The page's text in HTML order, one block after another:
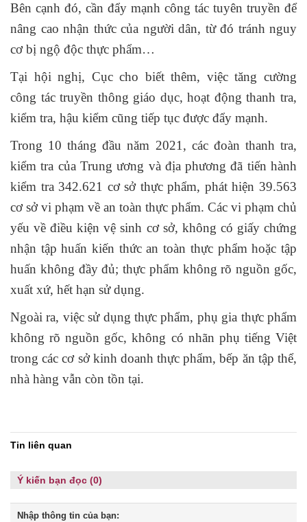
Bên cạnh đó, cần đẩy mạnh công tác tuyên truyền để
nâng cao nhận thức của người dân, từ đó tránh nguy
cơ bị ngộ độc thực phẩm…
Tại hội nghị, Cục cho biết thêm, việc tăng cường
công tác truyền thông giáo dục, hoạt động thanh tra,
kiểm tra, hậu kiểm cũng tiếp tục được đẩy mạnh.
Trong 10 tháng đầu năm 2021, các đoàn thanh tra,
kiểm tra của Trung ương và địa phương đã tiến hành
kiểm tra 342.621 cơ sở thực phẩm, phát hiện 39.563
cơ sở vi phạm về an toàn thực phẩm. Các vi phạm chủ
yếu về điều kiện vệ sinh cơ sở, không có giấy chứng
nhận tập huấn kiến thức an toàn thực phẩm hoặc tập
huấn không đầy đủ; thực phẩm không rõ nguồn gốc,
xuất xứ, hết hạn sử dụng.
Ngoài ra, việc sử dụng thực phẩm, phụ gia thực phẩm
không rõ nguồn gốc, không có nhãn phụ tiếng Việt
trong các cơ sở kinh doanh thực phẩm, bếp ăn tập thể,
nhà hàng vẫn còn tồn tại.
Tin liên quan
Ý kiến bạn đọc (0)
Nhập thông tin của bạn: